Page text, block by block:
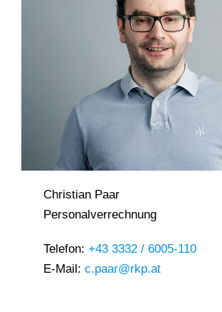
Christian Paar
Personalverrechnung
Telefon:+43 3332 / 6005-110
E-Mail:c.paar@rkp.at